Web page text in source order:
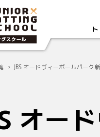
JBS オードヴィーボールパーク
オー